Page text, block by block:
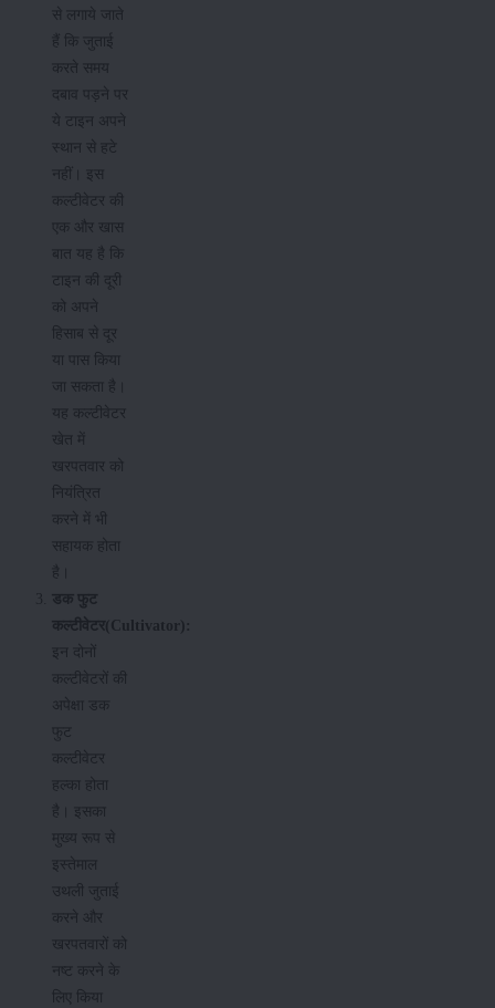
से लगाये जाते
हैं कि जुताई
करते समय
दबाव पड़ने पर
ये टाइन अपने
स्थान से हटे
नहीं। इस
कल्टीवेटर की
एक और खास
बात यह है कि
टाइन की दूरी
को अपने
हिसाब से दूर
या पास किया
जा सकता है।
यह कल्टीवेटर
खेत में
खरपतवार को
नियंत्रित
करने में भी
सहायक होता
है।
डक फुट
कल्टीवेटर(Cultivator):
इन दोनों
कल्टीवेटरों की
अपेक्षा डक
फुट
कल्टीवेटर
हल्का होता
है। इसका
मुख्य रूप से
इस्तेमाल
उथली जुताई
करने और
खरपतवारों को
नष्ट करने के
लिए किया